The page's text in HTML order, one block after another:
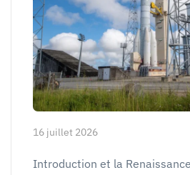
16 juillet 2026
Introduction et la